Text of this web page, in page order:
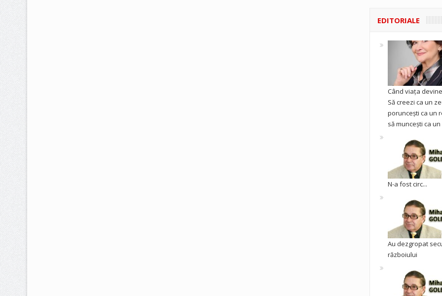
EDITORIALE
Când viața
Să creezi ca un
poruncești ca un
să muncești ca un
N-a fost circ...
Au dezgropat
războiului